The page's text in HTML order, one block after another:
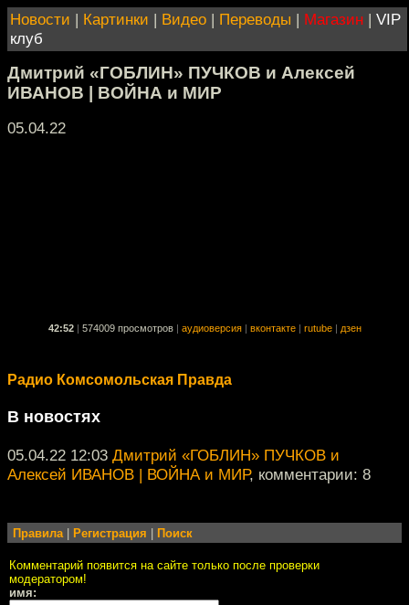
Новости | Картинки | Видео | Переводы | Магазин | VIP
клуб
Дмитрий «ГОБЛИН» ПУЧКОВ и Алексей
ИВАНОВ | ВОЙНА и МИР
05.04.22
42:52 574009 просмотров аудиоверсия вконтакте rutube дзен
Радио Комсомольская Правда
В новостях
05.04.22 12:03 Дмитрий «ГОБЛИН» ПУЧКОВ и
Алексей ИВАНОВ | ВОЙНА и МИР, комментарии: 8
Правила| Регистрация Поиск
Комментарий появится на сайте только после проверки
модератором!
имя: